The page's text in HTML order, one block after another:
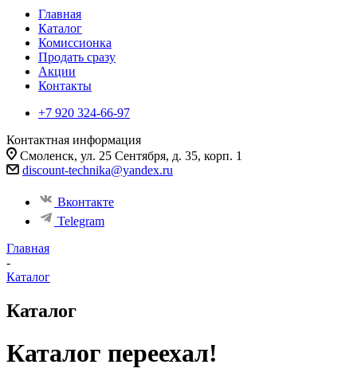
Главная
Каталог
Комиссионка
Продать сразу
Акции
Контакты
+7 920 324-66-97
Контактная информация
Смоленск, ул. 25 Сентября, д. 35, корп. 1
discount-technika@yandex.ru
Вконтакте
Telegram
Главная
-
Каталог
Каталог
Каталог переехал!